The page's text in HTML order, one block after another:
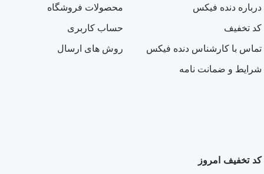
درباره دنده فیکس
محصولات فروشگاه
کد تخفیف
حساب کاربری
تماس با کارشناس دنده فیکس
روش های ارسال
شرایط و ضمانت نامه
کد تخفیف امروز